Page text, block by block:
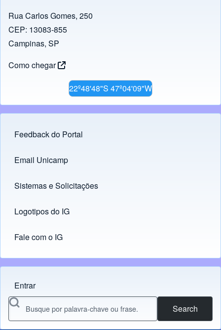
Rua Carlos Gomes, 250
CEP: 13083-855
Campinas, SP
Como chegar
22º48'48"S 47º04'09"W
Footer menu
Feedback do Portal
Links
Email Unicamp
(opens in new tab)
Sistemas e Solicitações
(opens in new tab)
Logotipos do IG
(opens in new tab)
Fale com o IG
Menu do usuário
Entrar
Search